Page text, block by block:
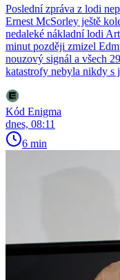
Poslední zpráva z lodi
Ernest McSorley ještě
nedaleké nákladní lodi
minut později zmizel
nouzový signál a všech
katastrofy nebyla nikdy s
Kód Enigma
dnes, 08:11
6 min